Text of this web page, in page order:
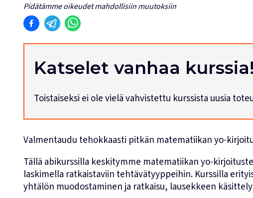
Pidätämme oikeudet mahdollisiin muutoksiin
Katselet vanhaa kurssia!
Toistaiseksi ei ole vielä vahvistettu kurssista uusia
Valmentaudu tehokkaasti pitkän matematiikan yo-
Tällä abikurssilla keskitymme matematiikan yo-
laskimella ratkaistaviin tehtävätyyppeihin. Kurssilla
yhtälön muodostaminen ja ratkaisu, lausekkeen